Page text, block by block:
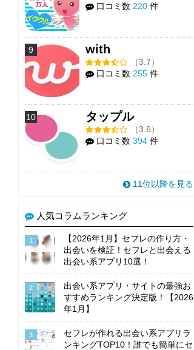
口コミ数 220 件
9 with
（3.7）
口コミ数 255 件
10 タップル
（3.6）
口コミ数 394 件
11位以降を見る
人気コラムランキング
1
【2026年1月】セフレの作り方・
出会いを検証！セフレと出会える
出会い系アプリ10選！
2
出会い系アプリ・サイトの最強お
すすめランキング決定版！【2026
年1月】
3
セフレが作れる出会い系アプリラ
ンキングTOP10！誰でも簡単にセ